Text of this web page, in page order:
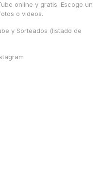
online y gratis. Escoge un
o videos.
y Sorteados (listado de